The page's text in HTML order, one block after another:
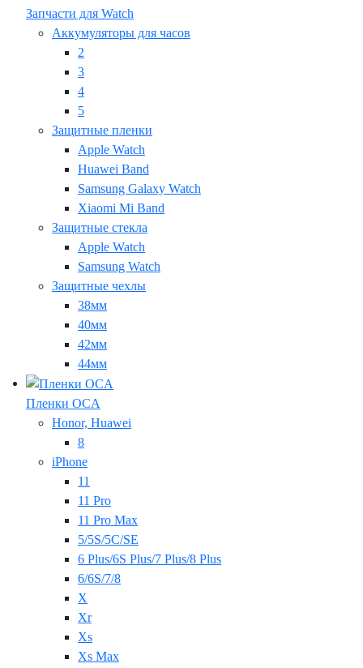
Запчасти для Watch
Аккумуляторы для часов
2
3
4
5
Защитные пленки
Apple Watch
Huawei Band
Samsung Galaxy Watch
Xiaomi Mi Band
Защитные стекла
Apple Watch
Samsung Watch
Защитные чехлы
38мм
40мм
42мм
44мм
Пленки OCA
Honor, Huawei
8
iPhone
11
11 Pro
11 Pro Max
5/5S/5C/SE
6 Plus/6S Plus/7 Plus/8 Plus
6/6S/7/8
X
Xr
Xs
Xs Max